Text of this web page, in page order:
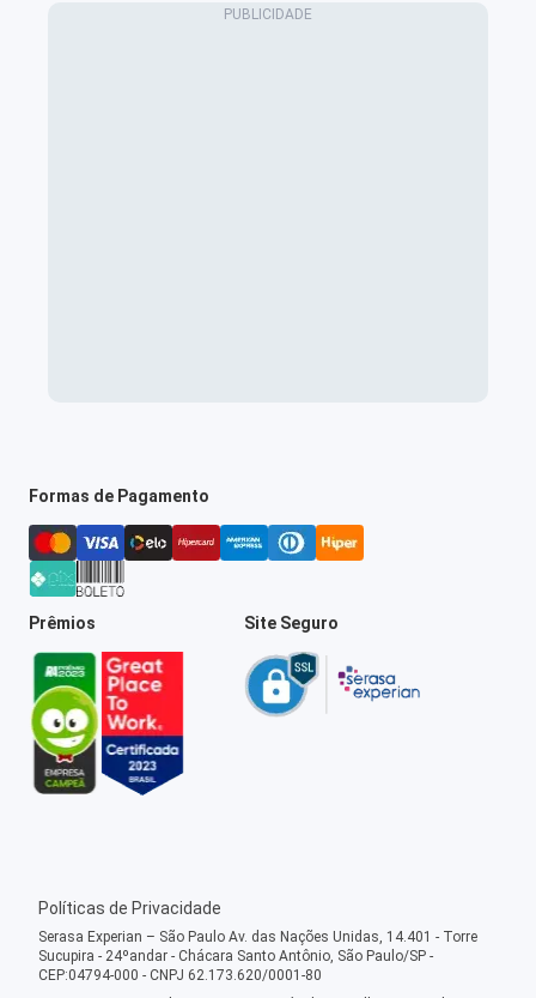
Formas de Pagamento
Prêmios Site Seguro
Políticas de Privacidade
Serasa Experian – São Paulo Av. das Nações Unidas, 14.401 - Torre
Sucupira - 24ºandar - Chácara Santo Antônio, São Paulo/SP -
CEP:04794-000 - CNPJ 62.173.620/0001-80